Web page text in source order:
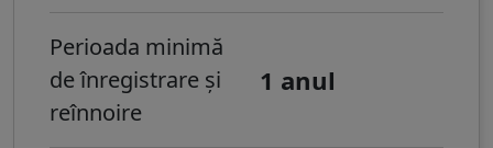
Perioada minimă
de înregistrare și
reînnoire
1 anul